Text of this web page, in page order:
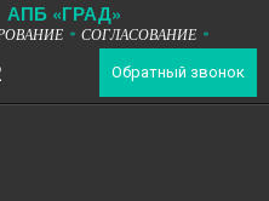
АПБ «ГРАД»
* СОГЛАСОВАНИЕ *
Обратный звонок